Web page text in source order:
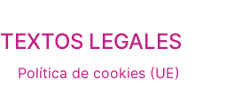
TEXTOS LEGALES
Política de cookies (UE)